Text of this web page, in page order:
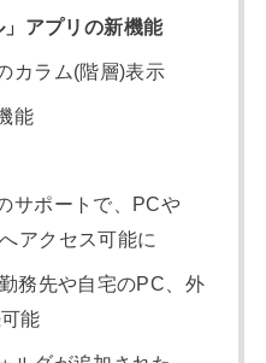
アプリの新機能
カラム(階層)表示
能
サポートで、PCや
アクセス可能に
務先や自宅のPC、外
能